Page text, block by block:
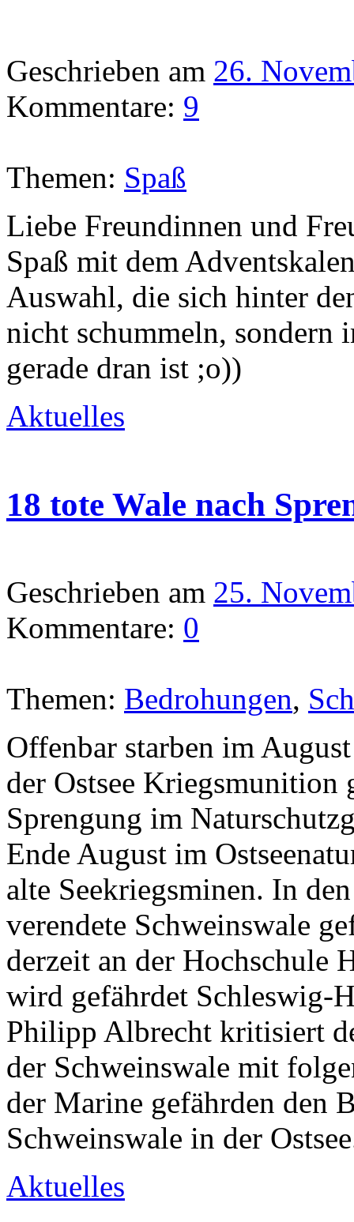
Geschrieben am 26.
Kommentare: 9
Themen: Spaß
Liebe Freundinnen und
Spaß mit dem
Auswahl, die sich hinter
nicht schummeln, sondern
gerade dran ist ;o))
Aktuelles
18 tote Wale nach
Geschrieben am 25.
Kommentare: 0
Themen: Bedrohungen,
Offenbar starben im
der Ostsee Kriegsmunition
Sprengung im
Ende August im
alte Seekriegsminen. In
verendete Schweinswale
derzeit an der Hochschule
wird gefährdet Schleswig-
Philipp Albrecht kritisiert
der Schweinswale mit
der Marine gefährden den
Schweinswale in der
Aktuelles